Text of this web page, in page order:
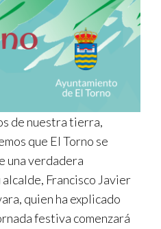
de nuestra tierra,
que El Torno se
una verdadera
alcalde, Francisco Javier
quien ha explicado
festiva comenzará